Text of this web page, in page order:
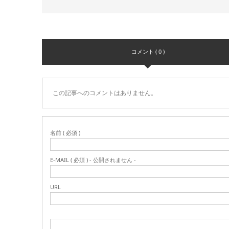
コメント ( 0 )
この記事へのコメントはありません。
名前 ( 必須 )
E-MAIL ( 必須 ) - 公開されません -
URL